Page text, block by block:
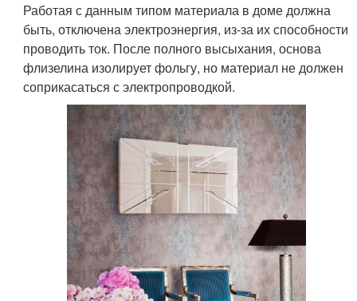
Работая с данным типом материала в доме должна
быть, отключена электроэнергия, из-за их способности
проводить ток. После полного высыхания, основа
флизелина изолирует фольгу, но материал не должен
соприкасаться с электропроводкой.